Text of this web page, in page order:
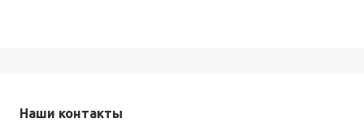
Наши контакты